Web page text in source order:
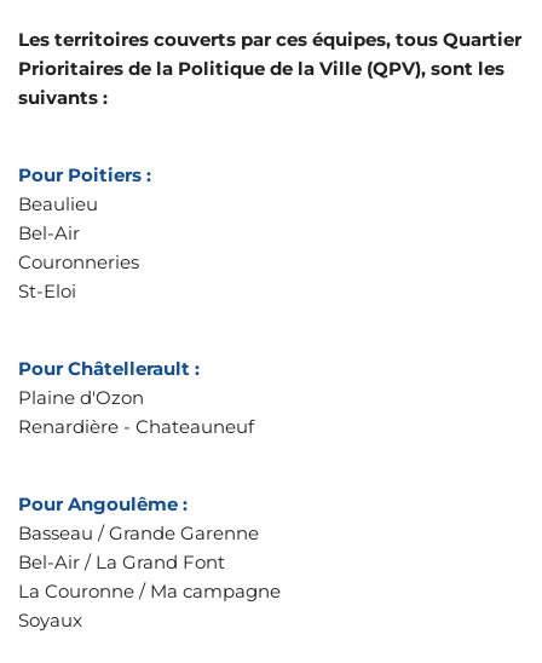
Les territoires couverts par ces équipes, tous Quartier
Prioritaires de la Politique de la Ville (QPV), sont les
suivants :
Pour Poitiers :
Beaulieu
Bel-Air
Couronneries
St-Eloi
Pour Châtellerault :
Plaine d'Ozon
Renardière - Chateauneuf
Pour Angoulême :
Basseau / Grande Garenne
Bel-Air / La Grand Font
La Couronne / Ma campagne
Soyaux